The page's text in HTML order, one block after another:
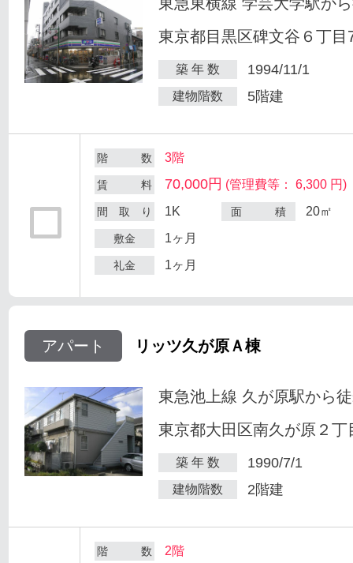
東京都目黒区碑文谷６丁目
築 年 数 1994/11/1
建物階数 5階建
階 数 3階
賃 料 70,000円 (管理費等： 6,300 円)
間 取 り 1K 面 積 20㎡
敷金 1ヶ月
礼金 1ヶ月
アパート リッツ久が原Ａ棟
東急池上線 久が原駅から
東京都大田区南久が原２丁
築 年 数 1990/7/1
建物階数 2階建
階 数 2階